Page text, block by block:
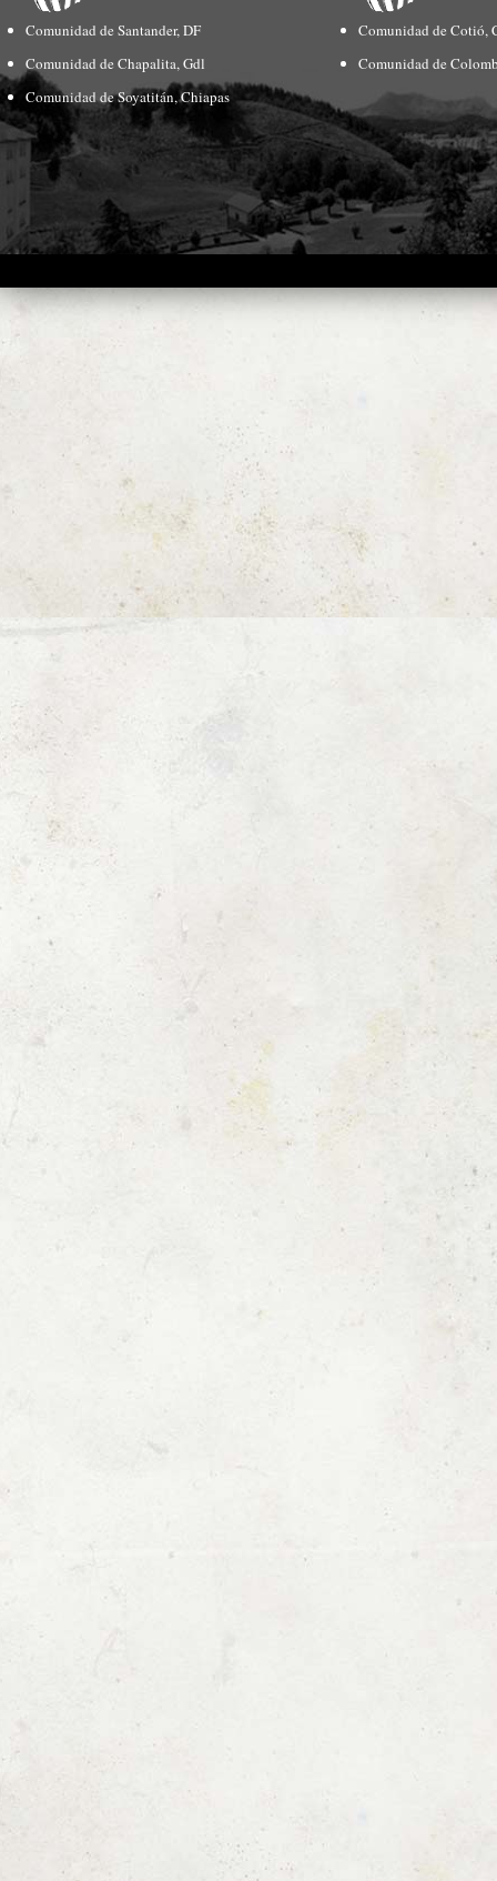
Comunidad de Santander, DF
Comunidad de Chapalita, Gdl
Comunidad de Soyatitán, Chiapas
Comunidad de Cotió,
Comunidad de